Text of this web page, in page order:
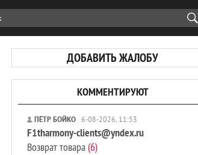
ДОБАВИТЬ ЖАЛОБУ
КОММЕНТИРУЮТ
ПЁТР БОЙКО 6-08-2026, 11:53
F1tharmony-clients@yndex.ru
Возврат товара(6)